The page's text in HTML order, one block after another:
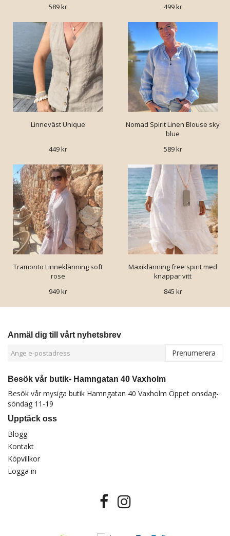
589 kr 499 kr
Linneväst Unique
449 kr
Nomad Spirit Linen Blouse sky
blue
589 kr
Tramonto Linneklänning soft
rose
949 kr
Maxiklänning free spirit med
knappar vitt
845 kr
Anmäl dig till vårt nyhetsbrev
Prenumerera
Besök vår butik- Hamngatan 40 Vaxholm
Besök vår mysiga butik Hamngatan 40 Vaxholm Öppet onsdag-
söndag 11-19
Upptäck oss
Blogg
Kontakt
Köpvillkor
Logga in